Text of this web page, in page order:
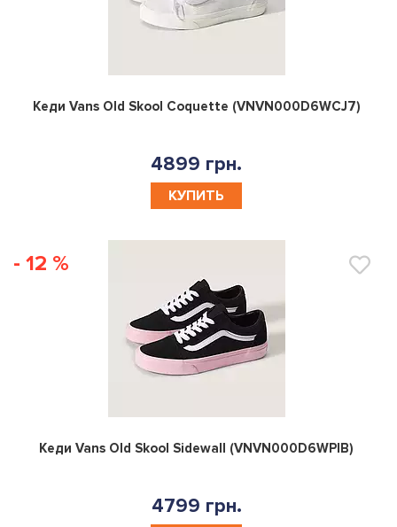
0
Кеди Vans Old Skool Coquette (VNVN000D6WCJ7)
4899 грн.
КУПИТЬ
- 12 %
0
Кеди Vans Old Skool Sidewall (VNVN000D6WPIB)
4799 грн.